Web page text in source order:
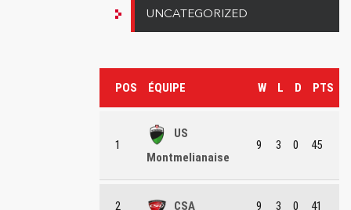
UNCATEGORIZED
POS ÉQUIPE W L D PTS
1
US
Montmelianaise
9 3 0 45
2 CSA 9 3 0 41